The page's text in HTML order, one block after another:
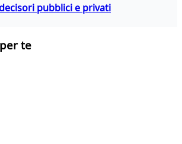
pubblici e privati
te